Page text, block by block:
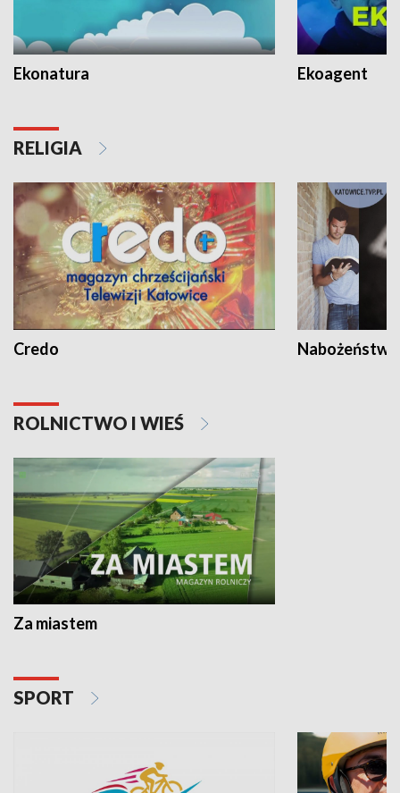
Ekonatura Ekoagent
RELIGIA
Credo
ROLNICTWO I WIEŚ
Za miastem
SPORT